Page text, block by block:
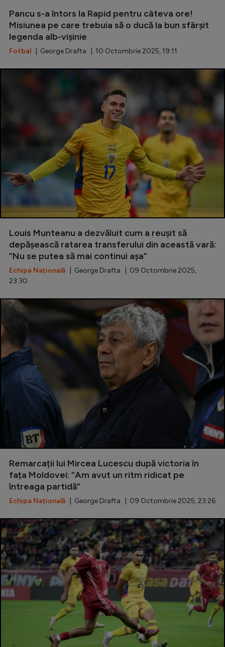
Pancu s-a întors la Rapid pentru câteva ore!
Misiunea pe care trebuia să o ducă la bun sfârșit
legenda alb-vișinie
Fotbal | George Drafta | 10 Octombrie 2025, 19:11
Louis Munteanu a dezvăluit cum a reușit să
depășească ratarea transferului din această vară:
”Nu se putea să mai continui așa”
Echipa Națională | George Drafta | 09 Octombrie 2025,
23:30
Remarcații lui Mircea Lucescu după victoria în
fața Moldovei: ”Am avut un ritm ridicat pe
întreaga partidă”
Echipa Națională | George Drafta | 09 Octombrie 2025, 23:26